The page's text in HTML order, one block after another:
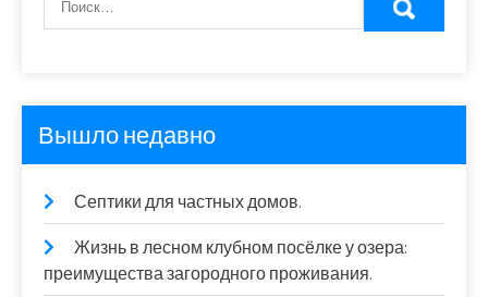
Вышло недавно
Септики для частных домов.
Жизнь в лесном клубном посёлке у озера:
преимущества загородного проживания.